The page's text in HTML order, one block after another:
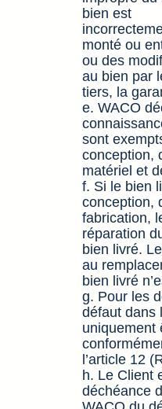
bien est
monté ou
ou des
au bien par
tiers, la
e. WACO
sont
conception,
matériel et
f. Si le bien
conception,
fabrication,
réparation
bien livré.
au
bien livré
g. Pour les
défaut dans
uniquement
l’article 12
h. Le Client
déchéance